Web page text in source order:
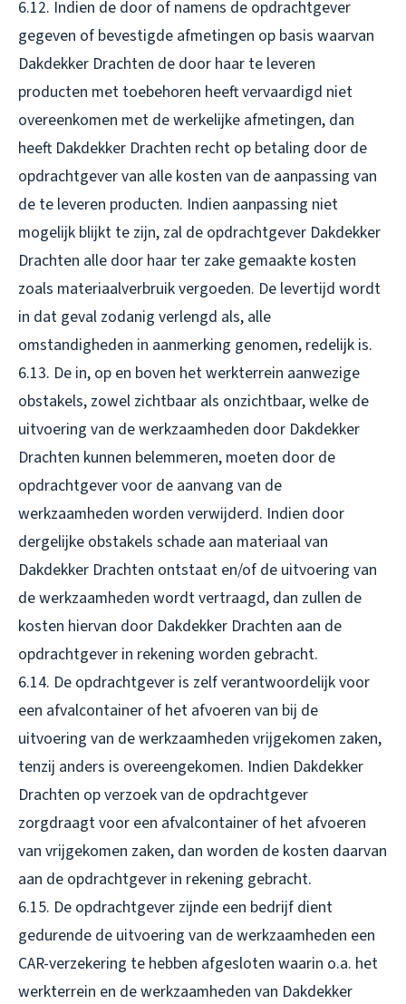
6.12. Indien de door of namens de opdrachtgever
gegeven of bevestigde afmetingen op basis waarvan
Dakdekker Drachten de door haar te leveren
producten met toebehoren heeft vervaardigd niet
overeenkomen met de werkelijke afmetingen, dan
heeft Dakdekker Drachten recht op betaling door de
opdrachtgever van alle kosten van de aanpassing van
de te leveren producten. Indien aanpassing niet
mogelijk blijkt te zijn, zal de opdrachtgever Dakdekker
Drachten alle door haar ter zake gemaakte kosten
zoals materiaalverbruik vergoeden. De levertijd wordt
in dat geval zodanig verlengd als, alle
omstandigheden in aanmerking genomen, redelijk is.
6.13. De in, op en boven het werkterrein aanwezige
obstakels, zowel zichtbaar als onzichtbaar, welke de
uitvoering van de werkzaamheden door Dakdekker
Drachten kunnen belemmeren, moeten door de
opdrachtgever voor de aanvang van de
werkzaamheden worden verwijderd. Indien door
dergelijke obstakels schade aan materiaal van
Dakdekker Drachten ontstaat en/of de uitvoering van
de werkzaamheden wordt vertraagd, dan zullen de
kosten hiervan door Dakdekker Drachten aan de
opdrachtgever in rekening worden gebracht.
6.14. De opdrachtgever is zelf verantwoordelijk voor
een afvalcontainer of het afvoeren van bij de
uitvoering van de werkzaamheden vrijgekomen zaken,
tenzij anders is overeengekomen. Indien Dakdekker
Drachten op verzoek van de opdrachtgever
zorgdraagt voor een afvalcontainer of het afvoeren
van vrijgekomen zaken, dan worden de kosten daarvan
aan de opdrachtgever in rekening gebracht.
6.15. De opdrachtgever zijnde een bedrijf dient
gedurende de uitvoering van de werkzaamheden een
CAR-verzekering te hebben afgesloten waarin o.a. het
werkterrein en de werkzaamheden van Dakdekker